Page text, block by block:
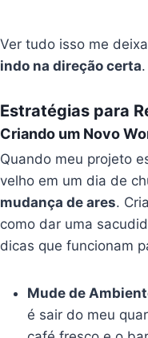
Ver tudo isso me
indo na direção certa.
Estratégias para
Criando um Novo
Quando meu projeto
velho em um dia de
mudança de ares.
como dar uma
dicas que funcionam
Mude de
é sair do meu